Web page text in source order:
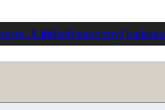
- LiteВеб-мастеруГрафика